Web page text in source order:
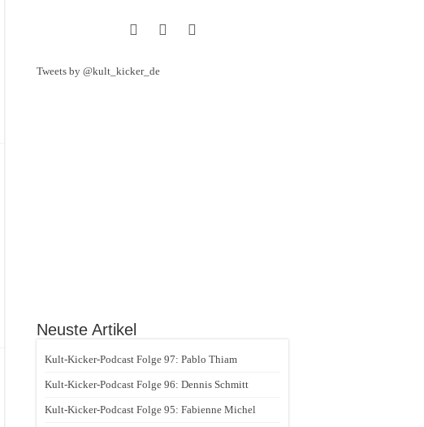
Tweets by @kult_kicker_de
Neuste Artikel
Kult-Kicker-Podcast Folge 97: Pablo Thiam
Kult-Kicker-Podcast Folge 96: Dennis Schmitt
Kult-Kicker-Podcast Folge 95: Fabienne Michel